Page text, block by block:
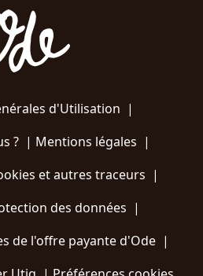
d'Utilisation |
?| Mentions légales |
et autres traceurs |
des données |
de l'offre payante d'Ode |